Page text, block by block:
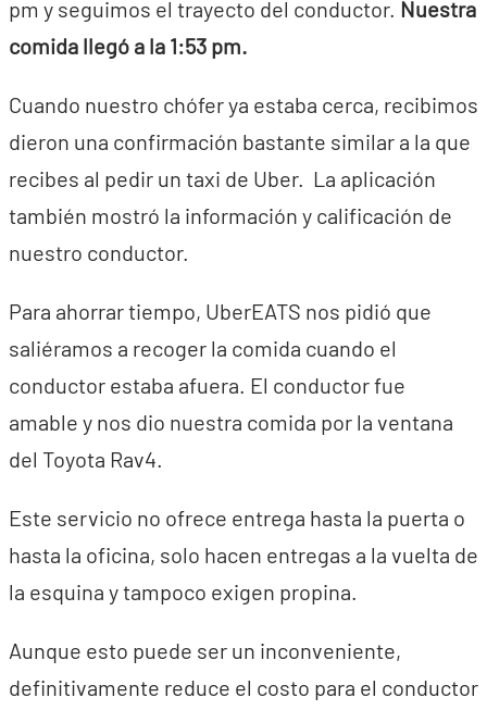
pm y seguimos el trayecto del conductor. Nuestra
comida llegó a la 1:53 pm.
Cuando nuestro chófer ya estaba cerca, recibimos
dieron una confirmación bastante similar a la que
recibes al pedir un taxi de Uber. La aplicación
también mostró la información y calificación de
nuestro conductor.
Para ahorrar tiempo, UberEATS nos pidió que
saliéramos a recoger la comida cuando el
conductor estaba afuera. El conductor fue
amable y nos dio nuestra comida por la ventana
del Toyota Rav4.
Este servicio no ofrece entrega hasta la puerta o
hasta la oficina, solo hacen entregas a la vuelta de
la esquina y tampoco exigen propina.
Aunque esto puede ser un inconveniente,
definitivamente reduce el costo para el conductor